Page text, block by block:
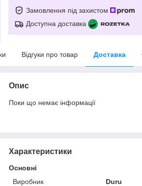
Замовлення під захистом
Доступна доставка
Відгуки про товар Доставка
Опис
Поки що немає інформації
Характеристики
Основні
Виробник
Duru